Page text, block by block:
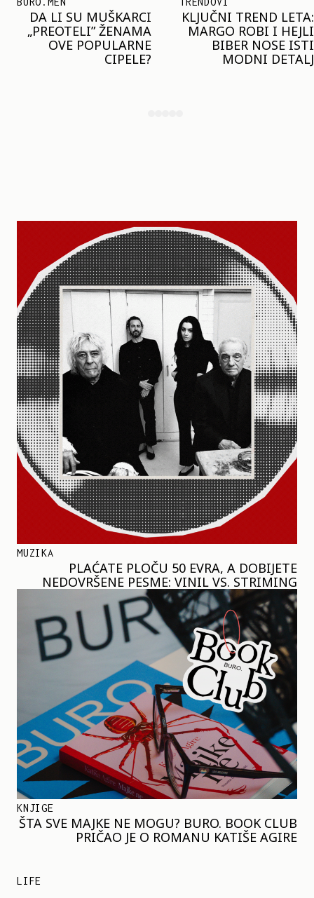
KLJUČNI TREND LETA:
MARGO ROBI I HEJLI
BIBER NOSE ISTI
MODNI DETALJ
JOŠ JE RANO ZA JAKNE
– ALI U RESERVED JE
STIGAO MODEL KOJI
ĆE BITI VELIKI TREND
MUZIKA
PLAĆATE PLOČU 50 EVRA, A DOBIJETE
NEDOVRŠENE PESME: VINIL VS. STRIMING
KNJIGE
ŠTA SVE MAJKE NE MOGU? BURO. BOOK CLUB
PRIČAO JE O ROMANU KATIŠE AGIRE
LIFE